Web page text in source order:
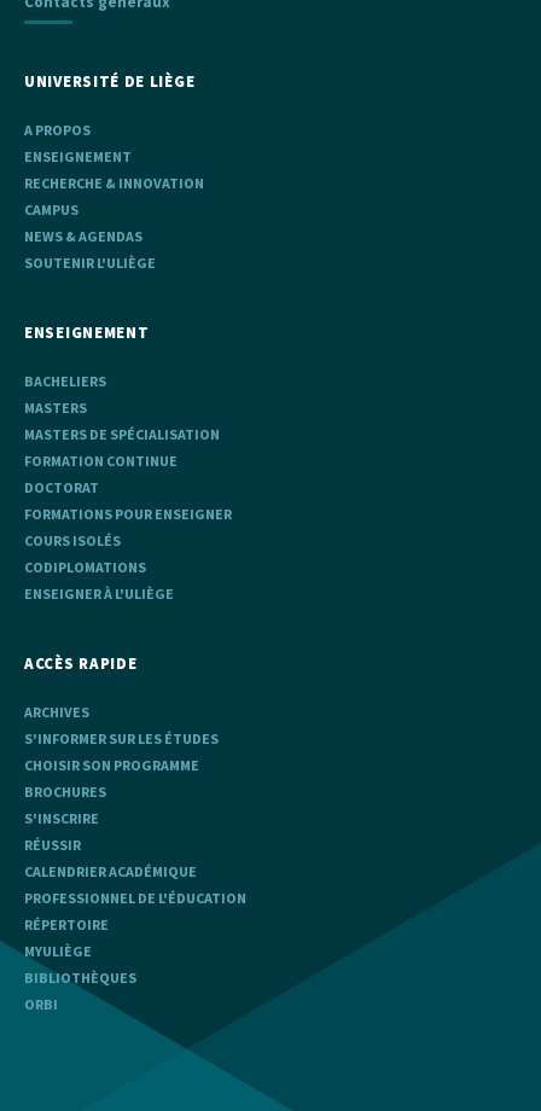
UNIVERSITÉ DE LIÈGE
A PROPOS
ENSEIGNEMENT
RECHERCHE & INNOVATION
CAMPUS
NEWS & AGENDAS
SOUTENIR L'ULIÈGE
ENSEIGNEMENT
BACHELIERS
MASTERS
MASTERS DE SPÉCIALISATION
FORMATION CONTINUE
DOCTORAT
FORMATIONS POUR ENSEIGNER
COURS ISOLÉS
CODIPLOMATIONS
ENSEIGNER À L'ULIÈGE
ACCÈS RAPIDE
ARCHIVES
S'INFORMER SUR LES ÉTUDES
CHOISIR SON PROGRAMME
BROCHURES
S'INSCRIRE
RÉUSSIR
CALENDRIER ACADÉMIQUE
PROFESSIONNEL DE L'ÉDUCATION
RÉPERTOIRE
MYULIÈGE
BIBLIOTHÈQUES
ORBI